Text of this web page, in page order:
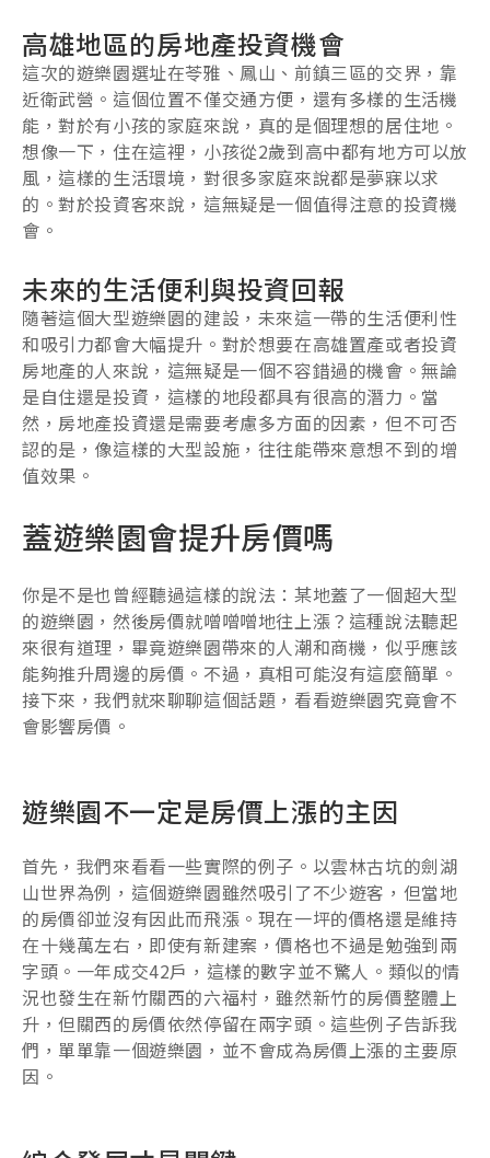
高雄地區的房地產投資機會
這次的遊樂園選址在苓雅、鳳山、前鎮三區的交界，靠
近衛武營。這個位置不僅交通方便，還有多樣的生活機
能，對於有小孩的家庭來說，真的是個理想的居住地。
想像一下，住在這裡，小孩從2歲到高中都有地方可以放
風，這樣的生活環境，對很多家庭來說都是夢寐以求
的。對於投資客來說，這無疑是一個值得注意的投資機
會。
未來的生活便利與投資回報
隨著這個大型遊樂園的建設，未來這一帶的生活便利性
和吸引力都會大幅提升。對於想要在高雄置產或者投資
房地產的人來說，這無疑是一個不容錯過的機會。無論
是自住還是投資，這樣的地段都具有很高的潛力。當
然，房地產投資還是需要考慮多方面的因素，但不可否
認的是，像這樣的大型設施，往往能帶來意想不到的增
值效果。
蓋遊樂園會提升房價嗎
你是不是也曾經聽過這樣的說法：某地蓋了一個超大型
的遊樂園，然後房價就噌噌噌地往上漲？這種說法聽起
來很有道理，畢竟遊樂園帶來的人潮和商機，似乎應該
能夠推升周邊的房價。不過，真相可能沒有這麼簡單。
接下來，我們就來聊聊這個話題，看看遊樂園究竟會不
會影響房價。
遊樂園不一定是房價上漲的主因
首先，我們來看看一些實際的例子。以雲林古坑的劍湖
山世界為例，這個遊樂園雖然吸引了不少遊客，但當地
的房價卻並沒有因此而飛漲。現在一坪的價格還是維持
在十幾萬左右，即使有新建案，價格也不過是勉強到兩
字頭。一年成交42戶，這樣的數字並不驚人。類似的情
況也發生在新竹關西的六福村，雖然新竹的房價整體上
升，但關西的房價依然停留在兩字頭。這些例子告訴我
們，單單靠一個遊樂園，並不會成為房價上漲的主要原
因。